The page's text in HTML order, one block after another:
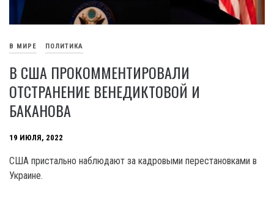
В МИРЕ ПОЛИТИКА
В США ПРОКОММЕНТИРОВАЛИ
ОТСТРАНЕНИЕ ВЕНЕДИКТОВОЙ И
БАКАНОВА
19 ИЮЛЯ, 2022
США пристально наблюдают за кадровыми перестановками в
Украине.